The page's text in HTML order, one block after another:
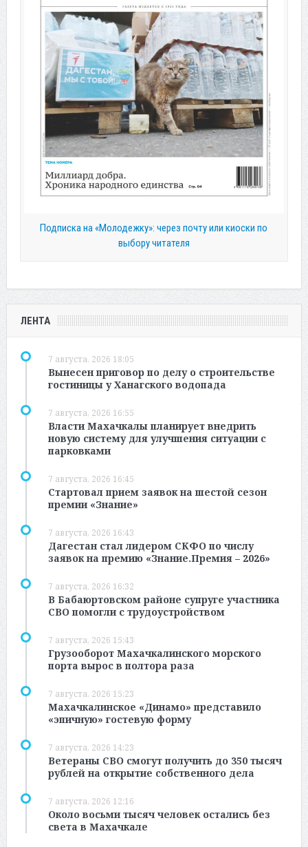
Подписка на «Молодежку»: через почту или киоски по
выбору читателя
ЛЕНТА
7 августа, 2026 18:05
Вынесен приговор по делу о строительстве
гостиницы у Ханагского водопада
7 августа, 2026 16:55
Власти Махачкалы планирует внедрить
новую систему для улучшения ситуации с
парковками
7 августа, 2026 16:45
Стартовал прием заявок на шестой сезон
премии «Знание»
7 августа, 2026 16:43
Дагестан стал лидером СКФО по числу
заявок на премию «Знание.Премия – 2026»
7 августа, 2026 16:32
В Бабаюртовском районе супруге участника
СВО помогли с трудоустройством
7 августа, 2026 15:43
Грузооборот Махачкалинского морского
порта вырос в полтора раза
7 августа, 2026 15:23
Махачкалинское «Динамо» представило
«эпичную» гостевую форму
7 августа, 2026 14:23
Ветераны СВО смогут получить до 350 тысяч
рублей на открытие собственного дела
7 августа, 2026 12:16
Около восьми тысяч человек остались без
света в Махачкале